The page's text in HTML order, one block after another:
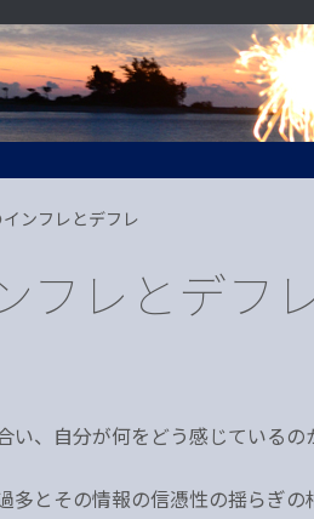
ンフレとデフレ
フレとデフ
、自分が何をどう感じている
とその情報の信憑性の揺らぎ